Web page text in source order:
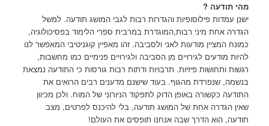
מהי תודעה ?
ישנן עמדות פילוסופיות והגדרות רבות לגבי המושג תודעה. למשל
הגדרה אחת מיני רבות,המוגדרת במרבית ספרי הלימוד בפסיכולוגיה,
כמונח המציין מודעות לאני ולסביבה. זהו מאפיין קוגניטיבי המאפשר לנו
להיות מודעים לגירויים מן הסביבה ולגירויים פנימיים כמו מחשבות,
רגשות ותחושות פיזיות. תרבויות ודתות רבות גורסות כי התודעה נמצאת
בנשמה, שנפרדת מהגוף. בעוד שישנם מדענים רבים הרואים את
התודעה כקשורה באופן הדוק לתפקוד הניורוני של המוח. ולכן מכיוון
שאין הגדרה אחת של המושג תודעה, בלי להיכנס לפרטים, מצב
תודעה, הוא הדרך שבה אנחנו תופסים את העולם!